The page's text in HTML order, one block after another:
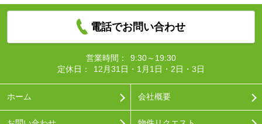
電話でお問い合わせ
営業時間：
9:30～19:30
定休日：
12月31日・1月1日・2日・3日
ホーム 会社概要